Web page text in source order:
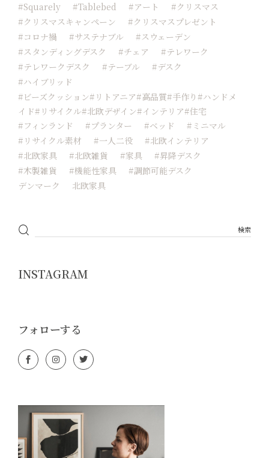
#squarely
#tablebed #アート
#クリスマス
#クリスマスキャンペーン
#クリスマスプレゼント
#コロナ禍
#サステナブル
#スウェーデン
#スタンディングデスク
#チェア
#テレワーク
#テレワークデスク
#テーブル
#デスク
#ハイブリッド
#ビーズクッション#リトアニア#高品質#手作り#ハンドメ
イド#リサイクル#北欧デザイン#インテリア#住宅
#フィンランド
#プランター #ベッド
#ミニマル
#リサイクル素材
#一人二役
#北欧インテリア
#北欧家具
#北欧雑貨 #家具
#昇降デスク
#木製雑貨
#機能性家具
#調節可能デスク
デンマーク
北欧家具
INSTAGRAM
フォローする